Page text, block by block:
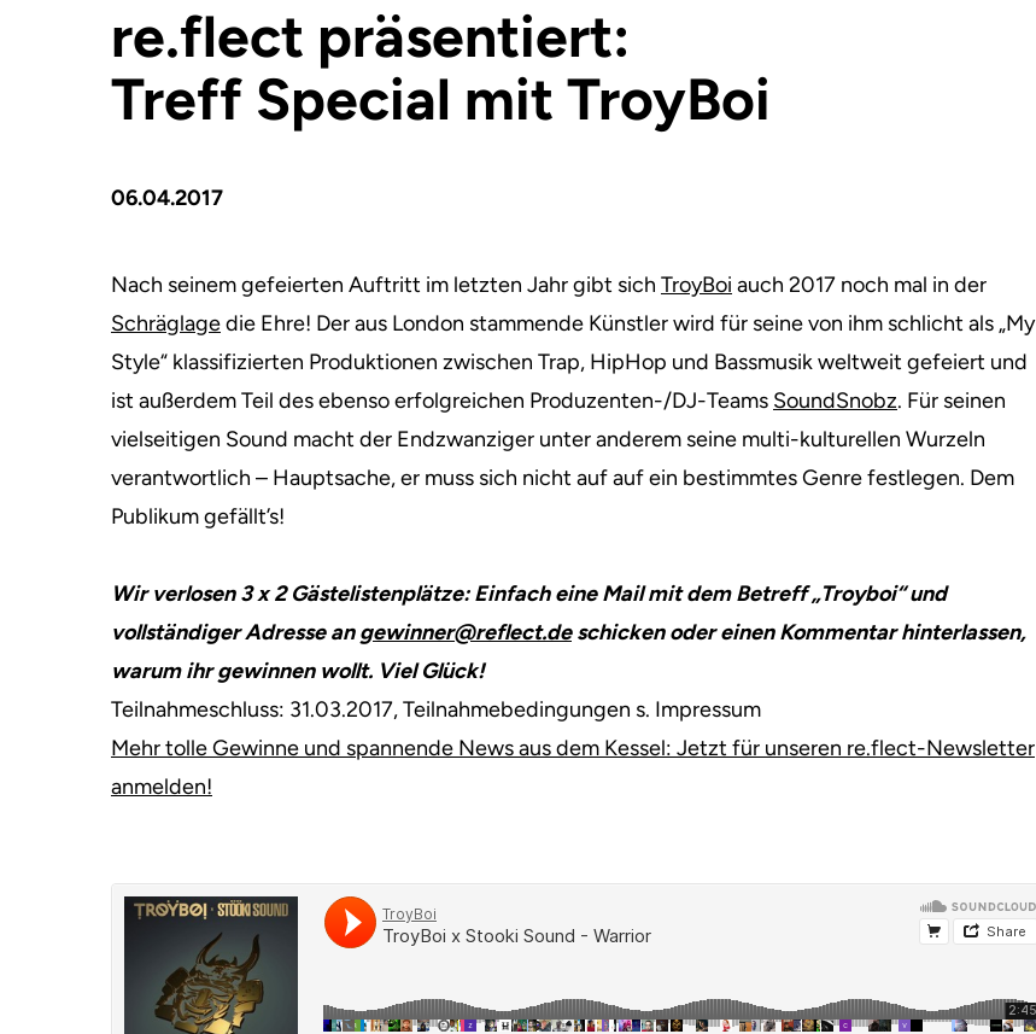
re.flect präsentiert:
Treff Special mit TroyBoi
06.04.2017
Nach seinem gefeierten Auftritt im letzten Jahr gibt sich TroyBoi auch 2017 noch mal in der
Schräglagedie Ehre! Der aus London stammende Künstler wird für seine von ihm schlicht als „My
Style“ klassifizierten Produktionen zwischen Trap, HipHop und Bassmusik weltweit gefeiert und
ist außerdem Teil des ebenso erfolgreichen Produzenten-/DJ-Teams SoundSnobz. Für seinen
vielseitigen Sound macht der Endzwanziger unter anderem seine multi-kulturellen Wurzeln
verantwortlich – Hauptsache, er muss sich nicht auf auf ein bestimmtes Genre festlegen. Dem
Publikum gefällt’s!
Wir verlosen 3 x 2 Gästelistenplätze: Einfach eine Mail mit dem Betreff „Troyboi“ und
vollständiger Adresse angewinner@reflect.deschicken oder einen Kommentar hinterlassen,
warum ihr gewinnen wollt. Viel Glück!
Teilnahmeschluss: 31.03.2017, Teilnahmebedingungen s. Impressum
Mehr tolle Gewinne und spannende News aus dem Kessel: Jetzt für unseren re.flect-Newsletter
anmelden!